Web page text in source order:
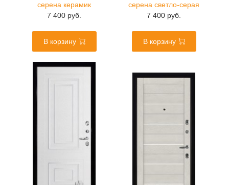
серена керамик
7 400 руб.
В корзину
серена светло-серая
7 400 руб.
В корзину